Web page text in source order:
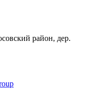
район, дер.